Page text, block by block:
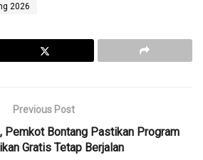
2026
Previous Post
Pemkot Bontang Pastikan Program
Gratis Tetap Berjalan